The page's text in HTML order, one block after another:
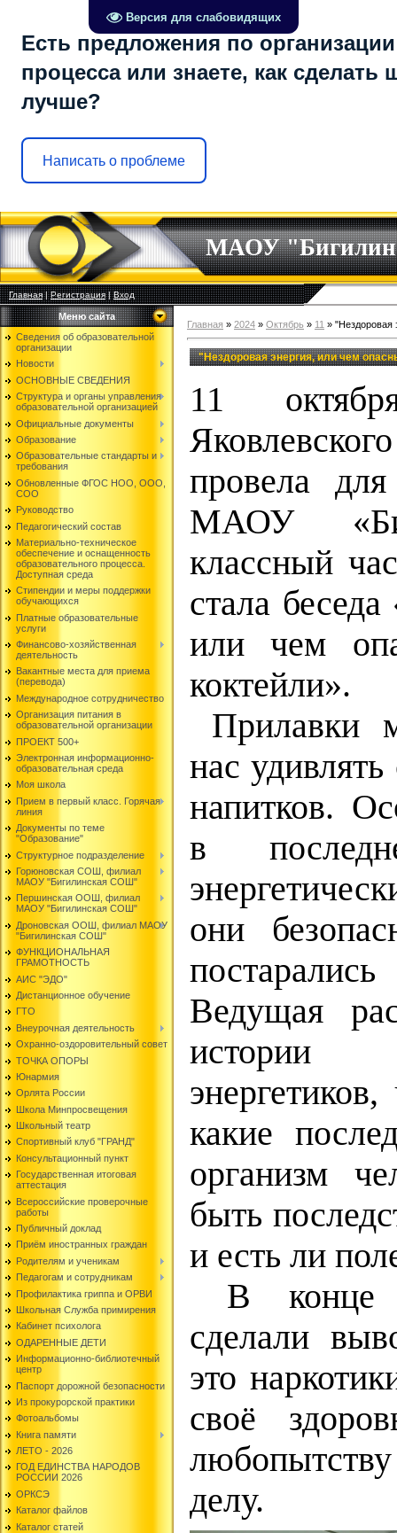
Версия для слабовидящих
Есть предложения по
процесса или знаете, как сделать
лучше?
Написать о проблеме
МАОУ
Главная|Регистрация|Вход
Меню сайта
Сведения об образовательной
организации
Новости
ОСНОВНЫЕ СВЕДЕНИЯ
Структура и органы управления
образовательной организацией
Официальные документы
Образование
Образовательные стандарты и
требования
Обновленные ФГОС НОО, ООО,
СОО
Руководство
Педагогический состав
Материально-техническое
обеспечение и оснащенность
образовательного процесса.
Доступная среда
Стипендии и меры поддержки
обучающихся
Платные образовательные
услуги
Финансово-хозяйственная
деятельность
Вакантные места для приема
(перевода)
Международное сотрудничество
Организация питания в
образовательной организации
ПРОЕКТ 500+
Электронная информационно-
образовательная среда
Моя школа
Прием в первый класс. Горячая
линия
Документы по теме
"Образование"
Структурное подразделение
Горюновская СОШ, филиал
МАОУ "Бигилинская СОШ"
Першинская ООШ, филиал
МАОУ "Бигилинская СОШ"
Дроновская ООШ, филиал МАОУ
"Бигилинская СОШ"
ФУНКЦИОНАЛЬНАЯ
ГРАМОТНОСТЬ
АИС "ЭДО"
Дистанционное обучение
ГТО
Внеурочная деятельность
Охранно-оздоровительный совет
ТОЧКА ОПОРЫ
Юнармия
Орлята России
Школа Минпросвещения
Школьный театр
Спортивный клуб "ГРАНД"
Консультационный пункт
Государственная итоговая
аттестация
Всероссийские проверочные
работы
Публичный доклад
Приём иностранных граждан
Родителям и ученикам
Педагогам и сотрудникам
Профилактика гриппа и ОРВИ
Школьная Служба примирения
Кабинет психолога
ОДАРЕННЫЕ ДЕТИ
Информационно-библиотечный
центр
Паспорт дорожной безопасности
Из прокурорской практики
Фотоальбомы
Книга памяти
ЛЕТО - 2026
ГОД ЕДИНСТВА НАРОДОВ
РОССИИ 2026
ОРКСЭ
Каталог файлов
Каталог статей
Главная » 2024 » Октябрь » 11 » "Нездоровая
"Нездоровая энергия, или чем
11
провела
МАОУ
классный
стала
или чем
коктейли».
Прилавки
нас
напитков.
в
они
Ведущая
истории
какие
организм
быть
и есть ли
В конце
сделали
это
своё
делу.